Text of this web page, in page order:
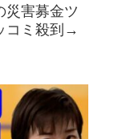
災害募金ツ
コミ殺到→